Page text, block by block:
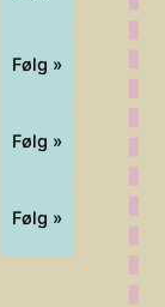
Følg »
Følg »
Følg »